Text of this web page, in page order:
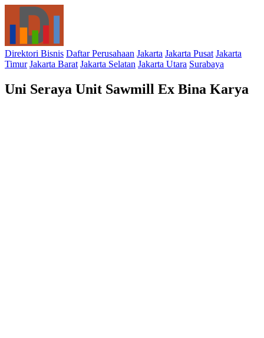
Direktori Bisnis Daftar Perusahaan Jakarta Jakarta Pusat Jakarta
Timur Jakarta Barat Jakarta Selatan Jakarta Utara Surabaya
Uni Seraya Unit Sawmill Ex Bina Karya